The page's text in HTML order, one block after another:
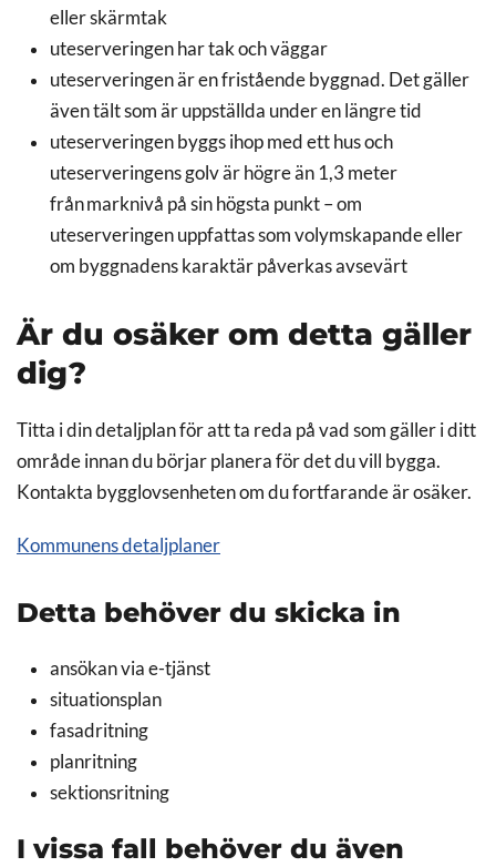
eller skärmtak
uteserveringen har tak och väggar
uteserveringen är en fristående byggnad. Det gäller
även tält som är uppställda under en längre tid
uteserveringen byggs ihop med ett hus och
uteserveringens golv är högre än 1,3 meter
från marknivå på sin högsta punkt – om
uteserveringen uppfattas som volymskapande eller
om byggnadens karaktär påverkas avsevärt
Är du osäker om detta gäller
dig?
Titta i din detaljplan för att ta reda på vad som gäller i ditt
område innan du börjar planera för det du vill bygga.
Kontakta bygglovsenheten om du fortfarande är osäker.
Kommunens detaljplaner
Detta behöver du skicka in
ansökan via e-tjänst
situationsplan
fasadritning
planritning
sektionsritning
I vissa fall behöver du även